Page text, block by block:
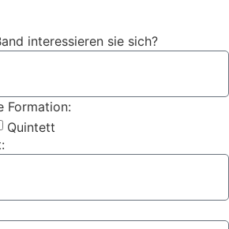
interessieren sie sich?
Formation:
Quintett